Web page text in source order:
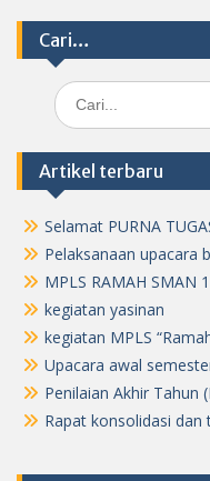
Cari…
Search
for:
Artikel terbaru
Selamat PURNA
Pelaksanaan upacara
MPLS RAMAH SMAN
kegiatan yasinan
kegiatan MPLS
Upacara awal
Penilaian Akhir Tahun
Rapat konsolidasi dan